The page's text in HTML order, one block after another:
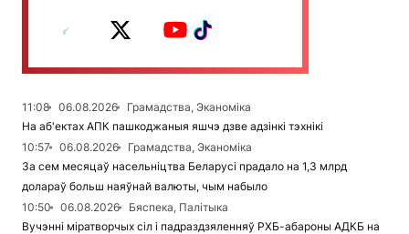
11:08 06.08.2026
Грамадства, Эканоміка
На аб'ектах АПК пашкоджаныя яшчэ дзве адзінкі тэхнікі
10:57
06.08.2026
Грамадства, Эканоміка
За сем месяцаў насельніцтва Беларусі прадало на 1,3 млрд
долараў больш наяўнай валюты, чым набыло
10:50
06.08.2026
Бяспека, Палітыка
Вучэнні міратворчых сіл і падраздзяленняў РХБ-абароны АДКБ на